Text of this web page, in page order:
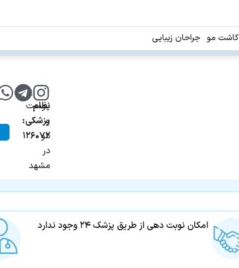
کاشت مو جراحان زیبایی
زیبایی،
پوست
و
مو
در
مشهد
شماره
نظام
پزشکی:
۱۲۶۰۷۲
امکان نوبت دهی از طریق پزشک ۲۴ وجود ندارد